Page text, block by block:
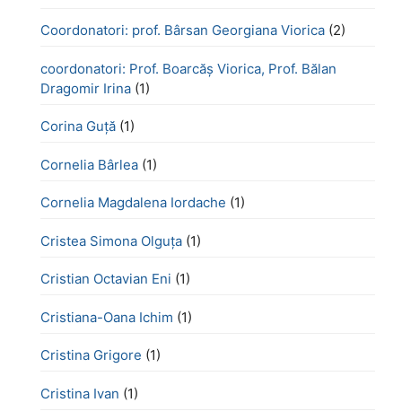
Coordonatori: prof. Bârsan Georgiana Viorica (2)
coordonatori: Prof. Boarcăș Viorica, Prof. Bălan
Dragomir Irina (1)
Corina Guță (1)
Cornelia Bârlea (1)
Cornelia Magdalena Iordache (1)
Cristea Simona Olguța (1)
Cristian Octavian Eni (1)
Cristiana-Oana Ichim (1)
Cristina Grigore (1)
Cristina Ivan (1)